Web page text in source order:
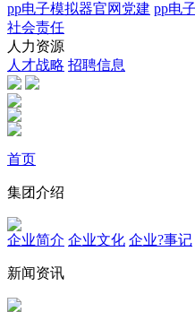
pp电子模拟器官网党建 pp电
社会责任
人力资源
人才战略 招聘信息
首页
集团介绍
企业简介 企业文化 企业?事记
新闻资讯